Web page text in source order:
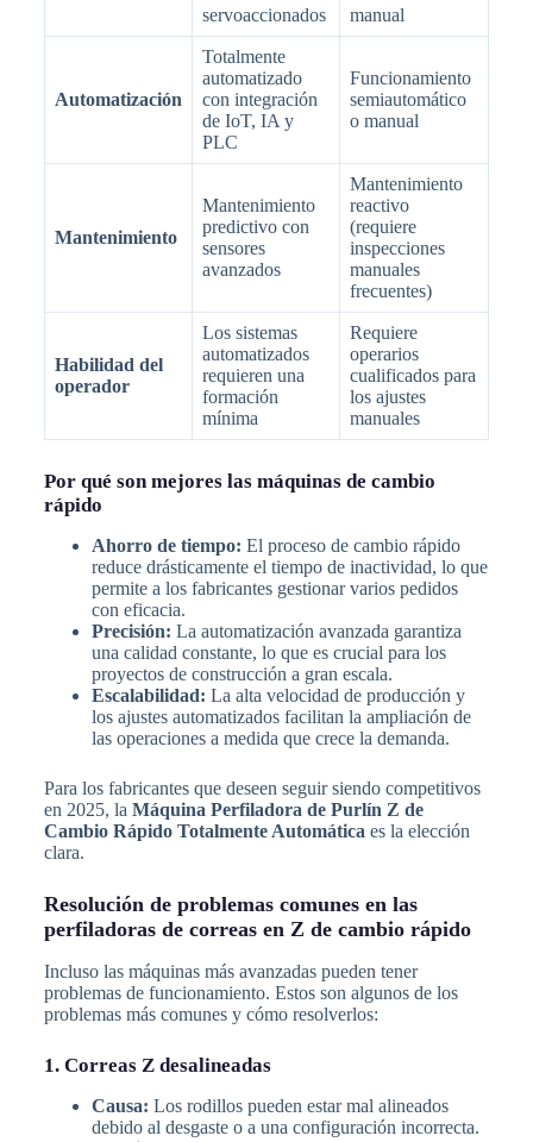
servoaccionados
manual
Automatización
Totalmente
automatizado
con integración
de IoT, IA y
PLC
Funcionamiento
semiautomático
o manual
Mantenimiento
Mantenimiento
predictivo con
sensores
avanzados
Mantenimiento
reactivo
(requiere
inspecciones
manuales
frecuentes)
Habilidad del
operador
Los sistemas
automatizados
requieren una
formación
mínima
Requiere
operarios
cualificados para
los ajustes
manuales
Por qué son mejores las máquinas de cambio
rápido
Ahorro de tiempo: El proceso de cambio rápido
reduce drásticamente el tiempo de inactividad, lo que
permite a los fabricantes gestionar varios pedidos
con eficacia.
Precisión: La automatización avanzada garantiza
una calidad constante, lo que es crucial para los
proyectos de construcción a gran escala.
Escalabilidad: La alta velocidad de producción y
los ajustes automatizados facilitan la ampliación de
las operaciones a medida que crece la demanda.
Para los fabricantes que deseen seguir siendo competitivos
en 2025, la Máquina Perfiladora de Purlín Z de
Cambio Rápido Totalmente Automática es la elección
clara.
Resolución de problemas comunes en las
perfiladoras de correas en Z de cambio rápido
Incluso las máquinas más avanzadas pueden tener
problemas de funcionamiento. Estos son algunos de los
problemas más comunes y cómo resolverlos:
1. Correas Z desalineadas
Causa: Los rodillos pueden estar mal alineados
debido al desgaste o a una configuración incorrecta.